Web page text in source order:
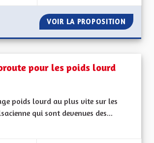
VOIR LA PROPOSITION
pour les poids lourd
poids lourd au plus vite sur les
qui sont devenues des...
de la catégorie : Autres